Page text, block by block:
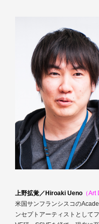
上野拡覚／Hiroaki Ueno （Art
米国サンフランシスコの
ンセプトアーティストとして